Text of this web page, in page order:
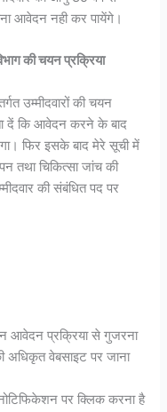
आवेदन नही कर पायेंगे।
की चयन प्रक्रिया
उम्मीदवारों की चयन
दें कि आवेदन करने के बाद
फिर इसके बाद मेरे सूची में
तथा चिकित्सा जांच की
की संबंधित पद पर
आवेदन प्रक्रिया से गुजरना
अधिकृत वेबसाइट पर जाना
पर क्लिक करना है